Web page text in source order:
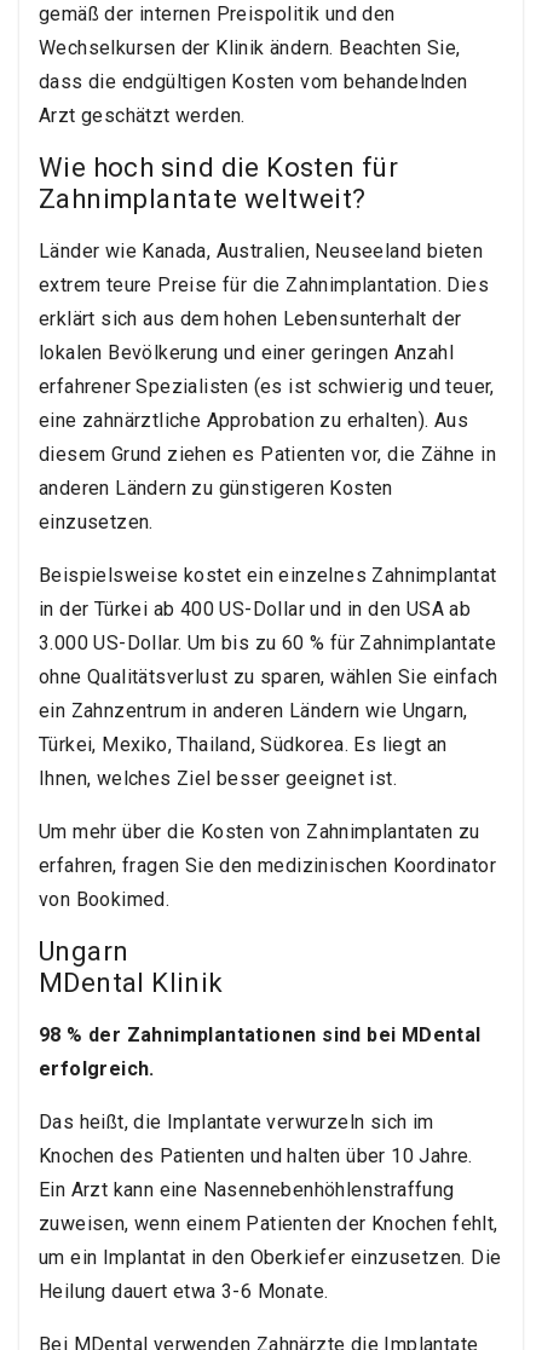
gemäß der internen Preispolitik und den
Wechselkursen der Klinik ändern. Beachten Sie,
dass die endgültigen Kosten vom behandelnden
Arzt geschätzt werden.
Wie hoch sind die Kosten für
Zahnimplantate weltweit?
Länder wie Kanada, Australien, Neuseeland bieten
extrem teure Preise für die Zahnimplantation. Dies
erklärt sich aus dem hohen Lebensunterhalt der
lokalen Bevölkerung und einer geringen Anzahl
erfahrener Spezialisten (es ist schwierig und teuer,
eine zahnärztliche Approbation zu erhalten). Aus
diesem Grund ziehen es Patienten vor, die Zähne in
anderen Ländern zu günstigeren Kosten
einzusetzen.
Beispielsweise kostet ein einzelnes Zahnimplantat
in der Türkei ab 400 US-Dollar und in den USA ab
3.000 US-Dollar. Um bis zu 60 % für Zahnimplantate
ohne Qualitätsverlust zu sparen, wählen Sie einfach
ein Zahnzentrum in anderen Ländern wie Ungarn,
Türkei, Mexiko, Thailand, Südkorea. Es liegt an
Ihnen, welches Ziel besser geeignet ist.
Um mehr über die Kosten von Zahnimplantaten zu
erfahren, fragen Sie den medizinischen Koordinator
von Bookimed.
Ungarn
MDental Klinik
98 % der Zahnimplantationen sind bei MDental
erfolgreich.
Das heißt, die Implantate verwurzeln sich im
Knochen des Patienten und halten über 10 Jahre.
Ein Arzt kann eine Nasennebenhöhlenstraffung
zuweisen, wenn einem Patienten der Knochen fehlt,
um ein Implantat in den Oberkiefer einzusetzen. Die
Heilung dauert etwa 3-6 Monate.
Bei MDental verwenden Zahnärzte die Implantate